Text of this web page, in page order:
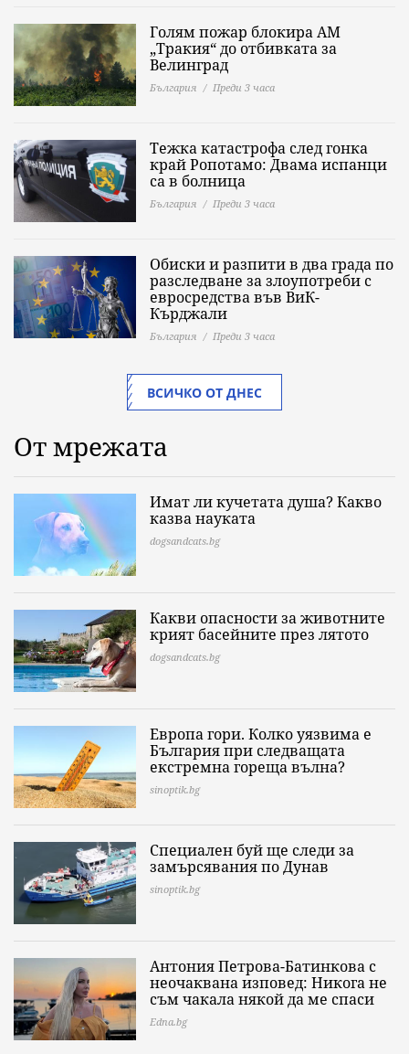
Голям пожар блокира АМ
„Тракия“ до отбивката за
Велинград
България Преди 3 часа
Тежка катастрофа след гонка
край Ропотамо: Двама испанци
са в болница
България Преди 3 часа
Обиски и разпити в два града по
разследване за злоупотреби с
евросредства във ВиК-
Кърджали
България Преди 3 часа
ВСИЧКО ОТ ДНЕС
От мрежата
Имат ли кучетата душа? Какво
казва науката
dogsandcats.bg
Какви опасности за животните
крият басейните през лятото
dogsandcats.bg
Европа гори. Колко уязвима е
България при следващата
екстремна гореща вълна?
sinoptik.bg
Специален буй ще следи за
замърсявания по Дунав
sinoptik.bg
Антония Петрова-Батинкова с
неочаквана изповед: Никога не
съм чакала някой да ме спаси
Edna.bg